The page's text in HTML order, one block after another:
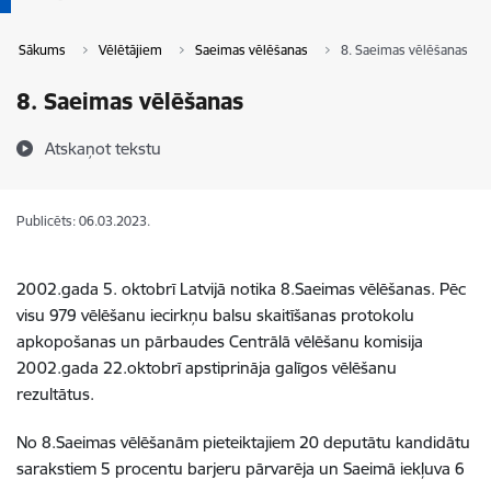
Sākums Vēlētājiem Saeimas vēlēšanas 8. Saeimas vēlēšanas
8. Saeimas vēlēšanas
Atskaņot tekstu
Publicēts: 06.03.2023.
2002.gada 5. oktobrī Latvijā notika 8.Saeimas vēlēšanas. Pēc
visu 979 vēlēšanu iecirkņu balsu skaitīšanas protokolu
apkopošanas un pārbaudes Centrālā vēlēšanu komisija
2002.gada 22.oktobrī apstiprināja galīgos vēlēšanu
rezultātus.
No 8.Saeimas vēlēšanām pieteiktajiem 20 deputātu kandidātu
sarakstiem 5 procentu barjeru pārvarēja un Saeimā iekļuva 6